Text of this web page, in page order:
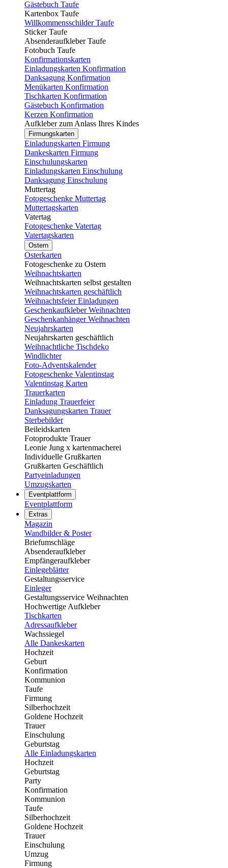
Gästebuch Taufe
Kartenbox Taufe
Willkommensschilder Taufe
Sticker Taufe
Absenderaufkleber Taufe
Fotobuch Taufe
Konfirmationskarten
Einladungskarten Konfirmation
Danksagung Konfirmation
Menükarten Konfirmation
Tischkarten Konfirmation
Gästebuch Konfirmation
Kerzen Konfirmation
Aufkleber zum Anlass Ihres Kindes
Firmungskarten
Einladungskarten Firmung
Dankeskarten Firmung
Einschulungskarten
Einladungskarten Einschulung
Danksagung Einschulung
Muttertag
Fotogeschenke Muttertag
Muttertagskarten
Vatertag
Fotogeschenke Vatertag
Vatertagskarten
Ostern
Osterkarten
Fotogeschenke zu Ostern
Weihnachtskarten
Weihnachtskarten selbst gestalten
Weihnachtskarten geschäftlich
Weihnachtsfeier Einladungen
Geschenkaufkleber Weihnachten
Geschenkanhänger Weihnachten
Neujahrskarten
Neujahrskarten geschäftlich
Weihnachtliche Tischdeko
Windlichter
Foto-Adventskalender
Fotogeschenke Valentinstag
Valentinstag Karten
Trauerkarten
Einladung Trauerfeier
Danksagungskarten Trauer
Sterbebilder
Beileidskarten
Fotoprodukte Trauer
Leonie Jung x kartenmacherei
Individuelle Grußkarten
Grußkarten Geschäftlich
Partyeinladungen
Umzugskarten
Eventplattform
Eventplattform
Extras
Magazin
Wandbilder & Poster
Briefumschläge
Absenderaufkleber
Empfängeraufkleber
Einlegeblätter
Gestaltungsservice
Einleger
Gestaltungsservice Weihnachten
Hochwertige Aufkleber
Tischkarten
Adressaufkleber
Wachssiegel
Alle Dankeskarten
Hochzeit
Geburt
Konfirmation
Kommunion
Taufe
Firmung
Silberhochzeit
Goldene Hochzeit
Trauer
Einschulung
Geburtstag
Alle Einladungskarten
Hochzeit
Geburtstag
Party
Konfirmation
Kommunion
Taufe
Silberhochzeit
Goldene Hochzeit
Trauer
Einschulung
Umzug
Firmung